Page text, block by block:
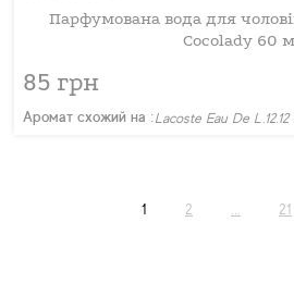
Парфумована вода для
Cocolady 60
85 грн
Аромат схожий на : Lacoste Eau De L.12.12
1 2 21